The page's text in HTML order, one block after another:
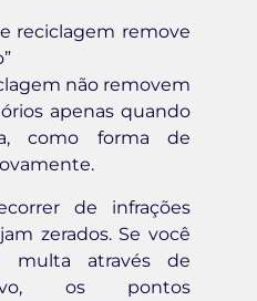
reciclagem remove
não removem
apenas quando
como forma de
de infrações
zerados. Se você
multa através de
os pontos